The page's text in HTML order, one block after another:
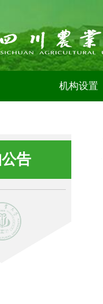
机构设置
告